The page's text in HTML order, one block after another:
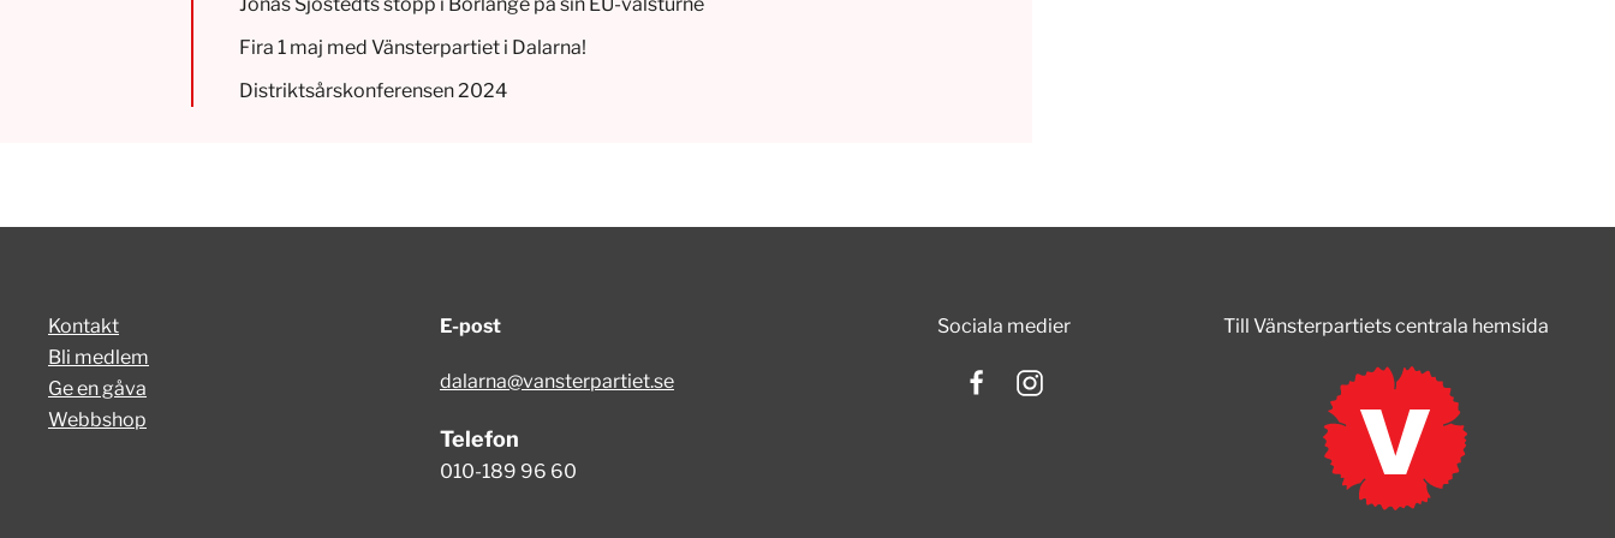
Jonas Sjöstedts stopp i Borlänge på sin EU-valsturné
Fira 1 maj med Vänsterpartiet i Dalarna!
Distriktsårskonferensen 2024
Kontakt
Bli medlem
Ge en gåva
Webbshop
E-post
dalarna@vansterpartiet.se
Telefon
010-189 96 60
Sociala medier Till Vänsterpartiets centrala hemsida